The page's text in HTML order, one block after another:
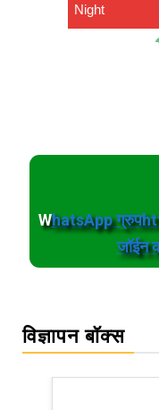
Night
WhatsApp
जॉईन
विज्ञापन बॉक्स